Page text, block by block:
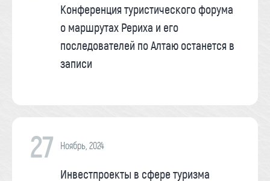
Конференция туристического форума
о маршрутах Рериха и его
последователей по Алтаю останется в
записи
27 Ноябрь, 2024
Инвестпроекты в сфере туризма